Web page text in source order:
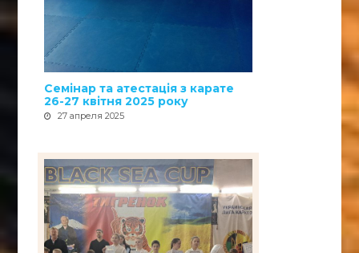
Семінар та атестація з карате
26-27 квітня 2025 року
27 апреля 2025